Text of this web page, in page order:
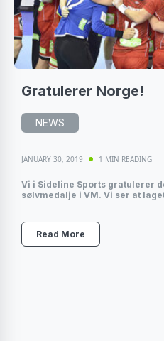
Gratulerer Norge!
NEWS
JANUARY 30, 2019 1 MIN READING
Vi i Sideline Sports gratulerer
sølvmedalje i VM. Vi ser at
Read More